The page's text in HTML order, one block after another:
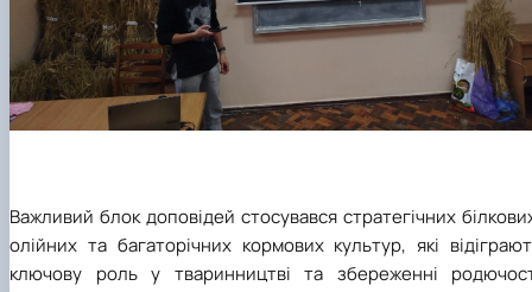
Важливий блок доповідей стосувався стратегічних
олійних та багаторічних кормових культур, які
ключову роль у тваринництві та збереженні